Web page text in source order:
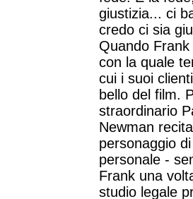
giustizia... ci
credo ci sia
Quando
con la quale
cui i suoi
bello del film.
straordinario
Newman
personaggio
personale -
Frank una
studio legale